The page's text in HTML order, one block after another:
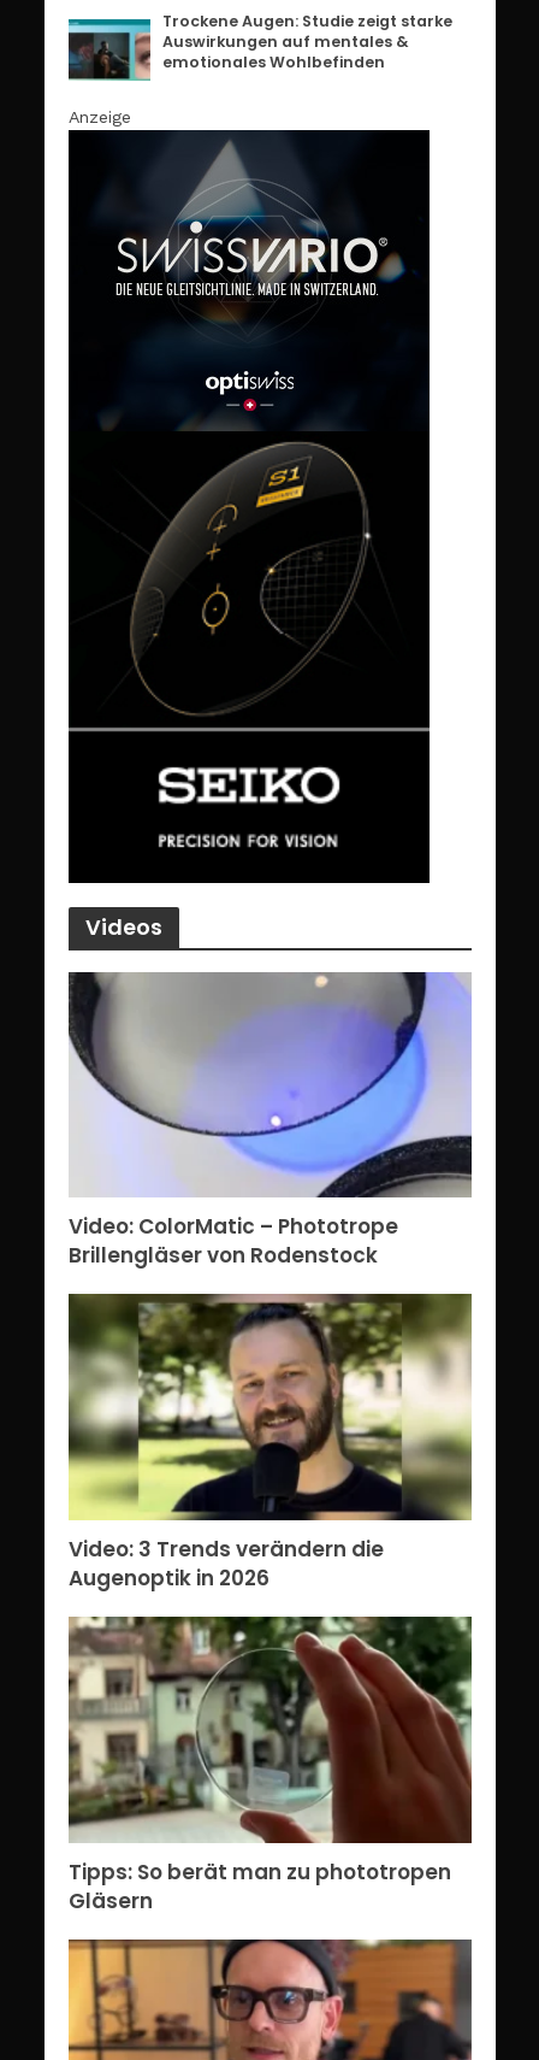
Trockene Augen: Studie zeigt starke
Auswirkungen auf mentales &
emotionales Wohlbefinden
Anzeige
Videos
Video: ColorMatic – Phototrope
Brillengläser von Rodenstock
Video: 3 Trends verändern die
Augenoptik in 2026
Tipps: So berät man zu phototropen
Gläsern